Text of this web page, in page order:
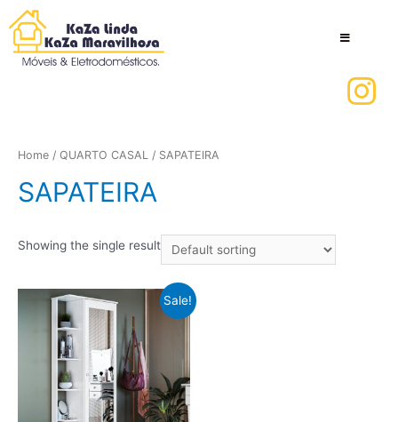
Home / QUARTO CASAL / SAPATEIRA
SAPATEIRA
Showing the single result
Sale!